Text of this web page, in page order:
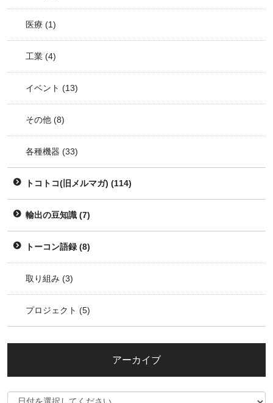
医療 (1)
工業 (4)
イベント (13)
その他 (8)
各種機器 (33)
トコトコ(旧メルマガ) (114)
輸出の豆知識 (7)
トーコン語録 (8)
取り組み (3)
プロジェクト (5)
アーカイブ